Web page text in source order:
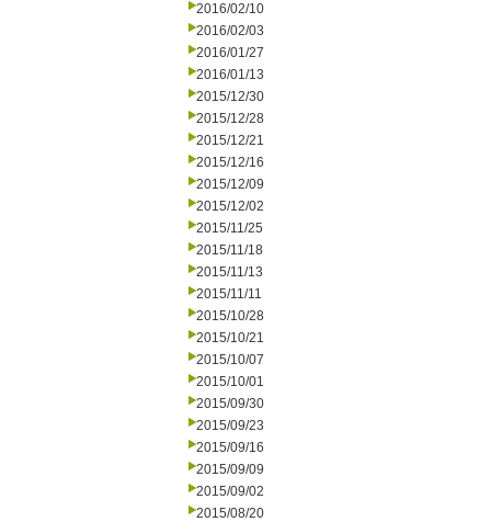
2016/02/10
2016/02/03
2016/01/27
2016/01/13
2015/12/30
2015/12/28
2015/12/21
2015/12/16
2015/12/09
2015/12/02
2015/11/25
2015/11/18
2015/11/13
2015/11/11
2015/10/28
2015/10/21
2015/10/07
2015/10/01
2015/09/30
2015/09/23
2015/09/16
2015/09/09
2015/09/02
2015/08/20